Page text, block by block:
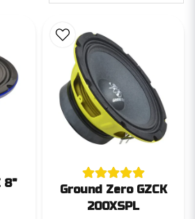
8"
Ground Zero GZCK
200XSPL